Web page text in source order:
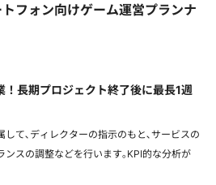
トフォン向けゲーム運営プランナ
長期プロジェクト終了後に最長1週
して､ディレクターの指示のもと､サービスの
ンスの調整などを行います｡KPI的な分析が